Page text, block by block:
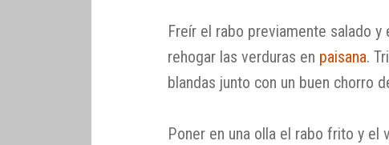
Freír el rabo previamente salado
rehogar las verduras en paisana.
blandas junto con un buen chorro
Poner en una olla el rabo frito y el